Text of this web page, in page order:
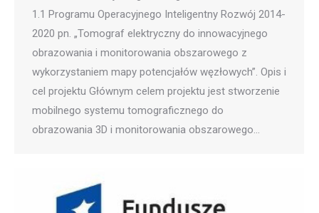
1.1 Programu Operacyjnego Inteligentny Rozwój 2014-
2020 pn. „Tomograf elektryczny do innowacyjnego
obrazowania i monitorowania obszarowego z
wykorzystaniem mapy potencjałów węzłowych”. Opis i
cel projektu Głównym celem projektu jest stworzenie
mobilnego systemu tomograficznego do
obrazowania 3D i monitorowania obszarowego…